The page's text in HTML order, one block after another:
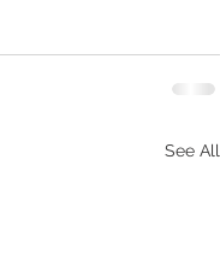
See All